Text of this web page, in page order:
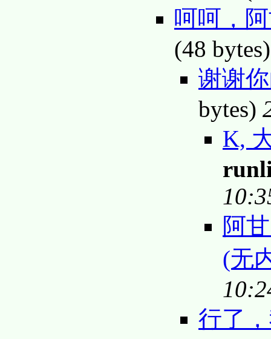
呵呵，
(48
谢谢
bytes)
K,
阿
(无
行了